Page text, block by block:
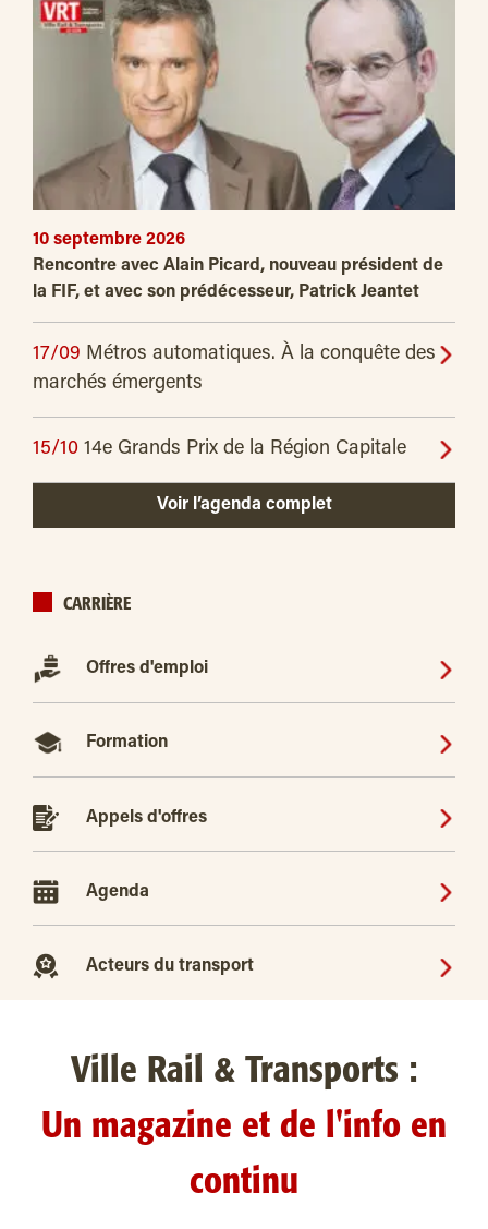
10 septembre 2026
Rencontre avec Alain Picard, nouveau président de
la FIF, et avec son prédécesseur, Patrick Jeantet
17/09 Métros automatiques. À la conquête des
marchés émergents
15/10 14e Grands Prix de la Région Capitale
Voir l’agenda complet
CARRIÈRE
Offres d'emploi
Formation
Appels d'offres
Agenda
Acteurs du transport
Ville Rail & Transports :
Un magazine et de l'info en
continu